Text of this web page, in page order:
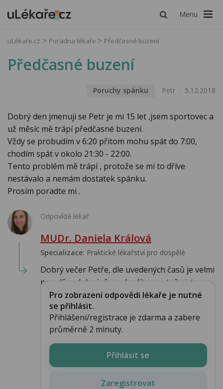
Menu
uLékaře.cz Poradna lékaře Předčasné buzení
Předčasné buzení
Poruchy spánku Petr 5.12.2018
Dobrý den jmenuji se Petr je mi 15 let ,jsem sportovec a
už měsíc mě trápí předčasné buzení.
Vždy se probudím v 6:20 přitom mohu spát do 7:00,
chodím spát v okolo 21:30 - 22:00.
Tento problém mě trápí , protože se mi to dříve
nestávalo a nemám dostatek spánku.
Prosím poradte mi .
Odpovídá lékař:
MUDr. Daniela Králová
Specializace: Praktické lékařství pro dospělé
Dobrý večer Petře, dle uvedených časů je velmi
pravděpodobné, že se budíte, protože jste ...
Pro zobrazení odpovědi lékaře je nutné
se přihlásit.
Přihlášení/registrace je zdarma a zabere
průměrně 2 minuty.
Přihlásit se
Zaregistrovat